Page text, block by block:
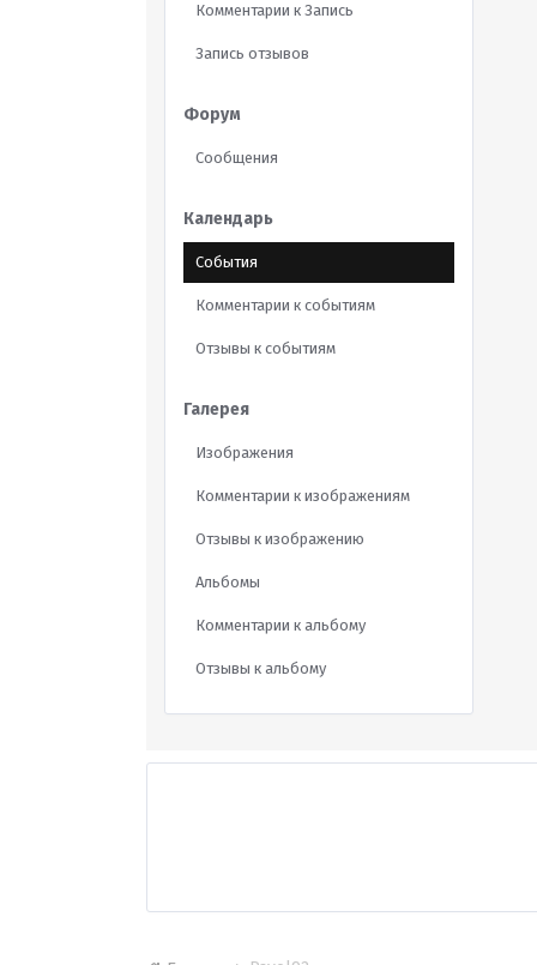
Комментарии к Запись
Запись отзывов
Форум
Сообщения
Календарь
События
Комментарии к событиям
Отзывы к событиям
Галерея
Изображения
Комментарии к изображениям
Отзывы к изображению
Альбомы
Комментарии к альбому
Отзывы к альбому